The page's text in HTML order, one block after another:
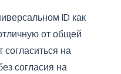
ID как
от общей
на
согласия на